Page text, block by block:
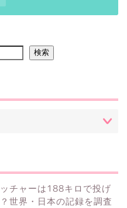
検索
チャーは188キロで投げ
世界・日本の記録を調査